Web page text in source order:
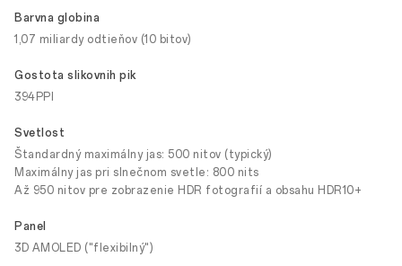
Barvna globina
1,07 miliardy odtieňov (10 bitov)
Gostota slikovnih pik
394PPI
Svetlost
Štandardný maximálny jas: 500 nitov (typický)
Maximálny jas pri slnečnom svetle: 800 nits
Až 950 nitov pre zobrazenie HDR fotografií a obsahu HDR10+
Panel
3D AMOLED ("flexibilný")